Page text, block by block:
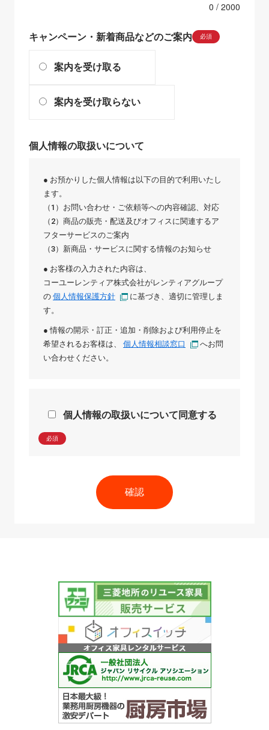
0
キャンペーン・新着商品などのご案内 必須
案内を受け取る
案内を受け取らない
個人情報の取扱いについて
● お預かりした個人情報は以下の目的で利用いたし
ます。
（1）お問い合わせ・ご依頼等への内容確認、対応
（2）商品の販売・配送及びオフィスに関連するア
フターサービスのご案内
（3）新商品・サービスに関する情報のお知らせ
● お客様の入力された内容は、
コーユーレンティア株式会社がレンティアグループ
の 個人情報保護方針
に基づき、適切に管理しま
す。
● 情報の開示・訂正・追加・削除および利用停止を
希望されるお客様は、 個人情報相談窓口
へお問
い合わせください。
個人情報の取扱いについて同意する
必須